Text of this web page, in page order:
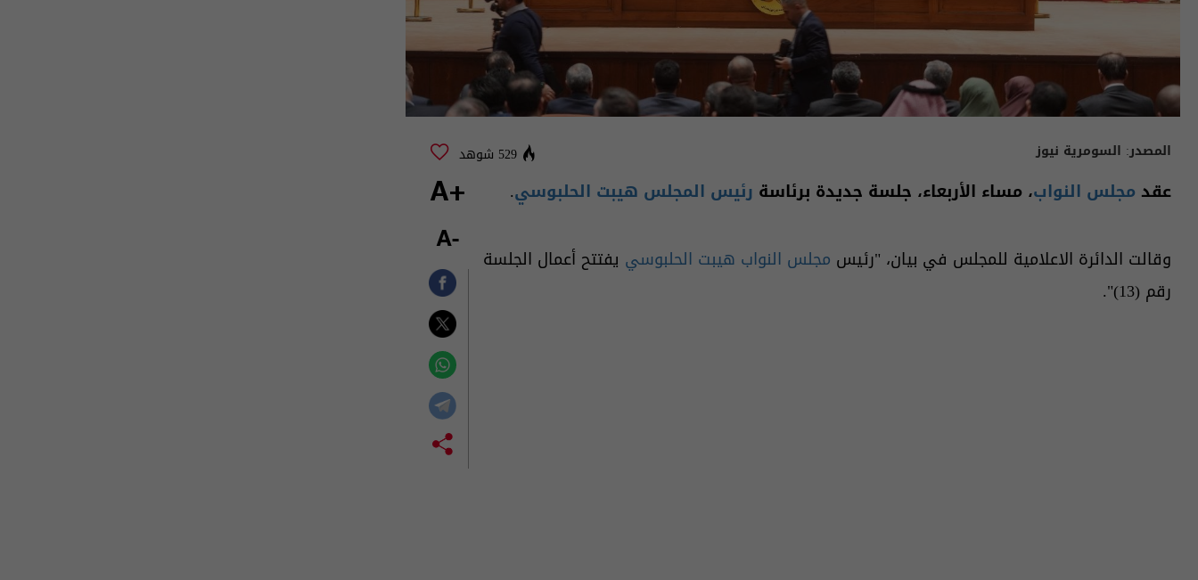
المصدر: السومرية نيوز 529 شوهد
عقد مجلس النواب، مساء الأربعاء، جلسة جديدة برئاسة رئيس المجلس هيبت الحلبوسي.
وقالت الدائرة الاعلامية للمجلس في بيان، "رئيس مجلس النواب هيبت الحلبوسي يفتتح أعمال الجلسة
رقم (13)".
+A
-A